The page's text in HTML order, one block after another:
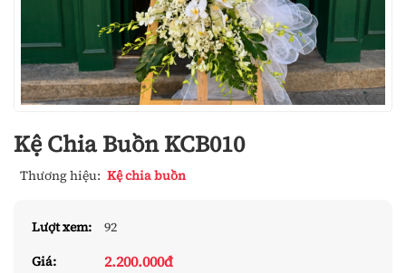
Kệ Chia Buồn KCB010
Thương hiệu: Kệ chia buồn
Lượt xem:
92
Giá:
2.200.000đ